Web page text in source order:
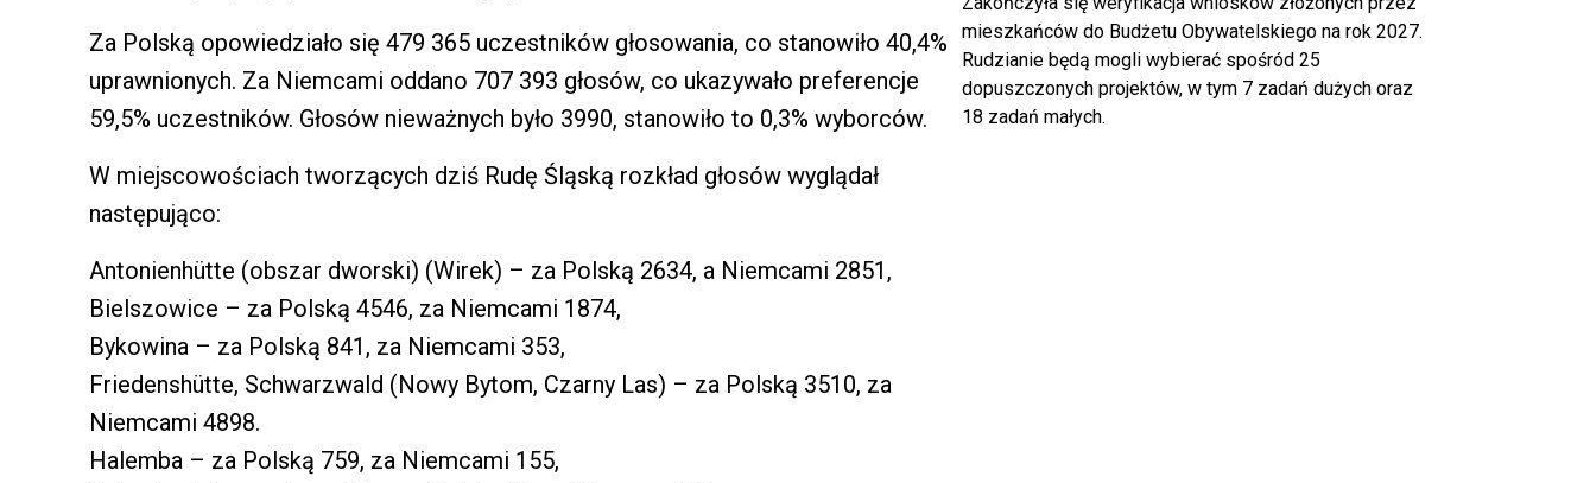
Za Polską opowiedziało się 479 365 uczestników głosowania, co stanowiło 40,4%
uprawnionych. Za Niemcami oddano 707 393 głosów, co ukazywało preferencje
59,5% uczestników. Głosów nieważnych było 3990, stanowiło to 0,3% wyborców.
W miejscowościach tworzących dziś Rudę Śląską rozkład głosów wyglądał
następująco:
Antonienhütte (obszar dworski) (Wirek) – za Polską 2634, a Niemcami 2851,
Bielszowice – za Polską 4546, za Niemcami 1874,
Bykowina – za Polską 841, za Niemcami 353,
Friedenshütte, Schwarzwald (Nowy Bytom, Czarny Las) – za Polską 3510, za
Niemcami 4898.
Halemba – za Polską 759, za Niemcami 155,
mieszkańców do Budżetu Obywatelskiego na rok 2027.
Rudzianie będą mogli wybierać spośród 25
dopuszczonych projektów, w tym 7 zadań dużych oraz
18 zadań małych.